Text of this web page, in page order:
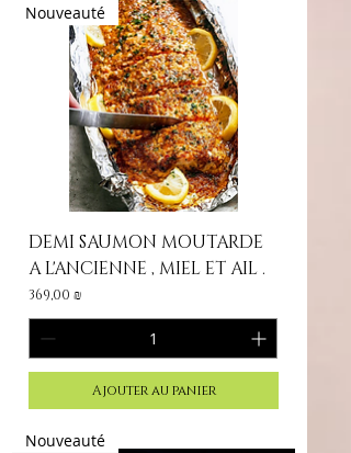
Nouveauté
DEMI SAUMON MOUTARDE
A L'ANCIENNE , MIEL ET AIL .
Prix
369,00 ₪
Ajouter au panier
Nouveauté